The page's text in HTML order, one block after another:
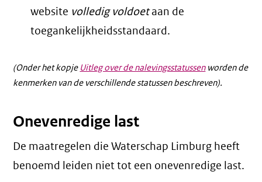
website volledig voldoetaan de
toegankelijkheidsstandaard.
(Onder het kopje Uitleg over de nalevingsstatussenworden de
kenmerken van de verschillende statussen beschreven).
Onevenredige last
De maatregelen die Waterschap Limburg heeft
benoemd leiden niet tot een onevenredige last.